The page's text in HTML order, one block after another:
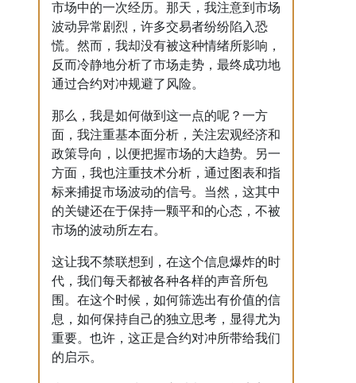
市场中的一次经历。那天，我注意到市场
波动异常剧烈，许多交易者纷纷陷入恐
慌。然而，我却没有被这种情绪所影响，
反而冷静地分析了市场走势，最终成功地
通过合约对冲规避了风险。
那么，我是如何做到这一点的呢？一方
面，我注重基本面分析，关注宏观经济和
政策导向，以便把握市场的大趋势。另一
方面，我也注重技术分析，通过图表和指
标来捕捉市场波动的信号。当然，这其中
的关键还在于保持一颗平和的心态，不被
市场的波动所左右。
这让我不禁联想到，在这个信息爆炸的时
代，我们每天都被各种各样的声音所包
围。在这个时候，如何筛选出有价值的信
息，如何保持自己的独立思考，显得尤为
重要。也许，这正是合约对冲所带给我们
的启示。